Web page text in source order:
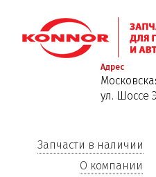
Адрес
ул. Шоссе
Запчасти в наличии
О компании